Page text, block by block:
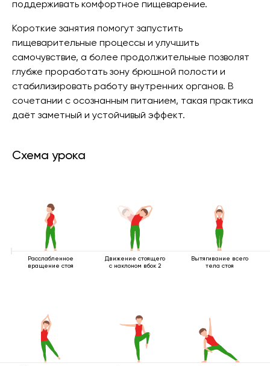
поддерживать комфортное пищеварение.
Короткие занятия помогут запустить
пищеварительные процессы и улучшить
самочувствие, а более продолжительные позволят
глубже проработать зону брюшной полости и
стабилизировать работу внутренних органов. В
сочетании с осознанным питанием, такая практика
даёт заметный и устойчивый эффект.
Схема урока
Расслабленное
вращение стоя
Движение стоящего
с наклоном вбок 2
Вытягивание всего
тела стоя